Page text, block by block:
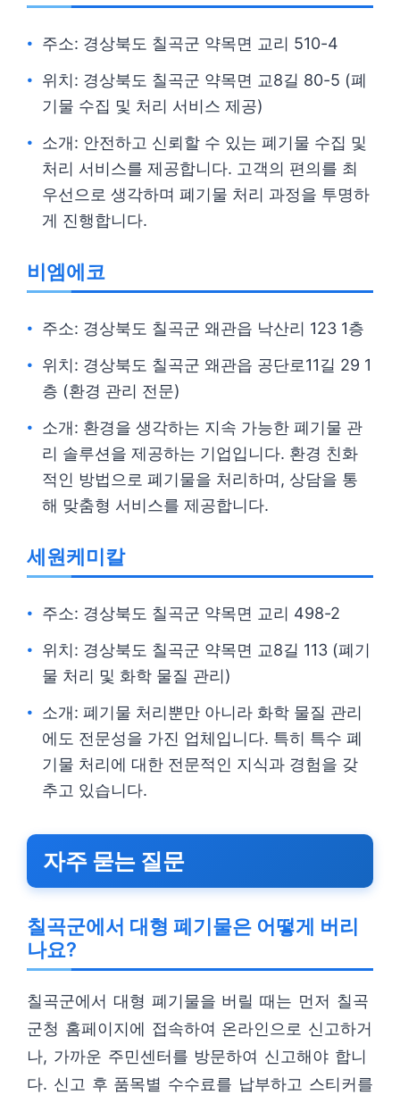
주소: 경상북도 칠곡군 약목면 교리 510-4
위치: 경상북도 칠곡군 약목면 교8길 80-5 (폐
기물 수집 및 처리 서비스 제공)
소개: 안전하고 신뢰할 수 있는 폐기물 수집 및
처리 서비스를 제공합니다. 고객의 편의를 최
우선으로 생각하며 폐기물 처리 과정을 투명하
게 진행합니다.
비엠에코
주소: 경상북도 칠곡군 왜관읍 낙산리 123 1층
위치: 경상북도 칠곡군 왜관읍 공단로11길 29 1
층 (환경 관리 전문)
소개: 환경을 생각하는 지속 가능한 폐기물 관
리 솔루션을 제공하는 기업입니다. 환경 친화
적인 방법으로 폐기물을 처리하며, 상담을 통
해 맞춤형 서비스를 제공합니다.
세원케미칼
주소: 경상북도 칠곡군 약목면 교리 498-2
위치: 경상북도 칠곡군 약목면 교8길 113 (폐기
물 처리 및 화학 물질 관리)
소개: 폐기물 처리뿐만 아니라 화학 물질 관리
에도 전문성을 가진 업체입니다. 특히 특수 폐
기물 처리에 대한 전문적인 지식과 경험을 갖
추고 있습니다.
자주 묻는 질문
칠곡군에서 대형 폐기물은 어떻게 버리
나요?
칠곡군에서 대형 폐기물을 버릴 때는 먼저 칠곡
군청 홈페이지에 접속하여 온라인으로 신고하거
나, 가까운 주민센터를 방문하여 신고해야 합니
다. 신고 후 품목별 수수료를 납부하고 스티커를